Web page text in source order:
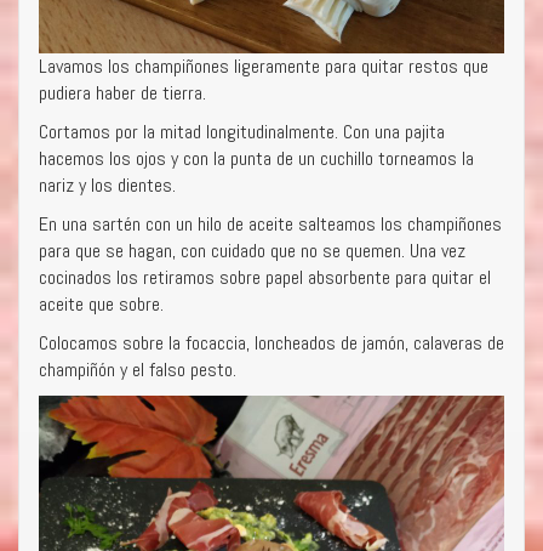
Lavamos los champiñones ligeramente para quitar restos que
pudiera haber de tierra.
Cortamos por la mitad longitudinalmente. Con una pajita
hacemos los ojos y con la punta de un cuchillo torneamos la
nariz y los dientes.
En una sartén con un hilo de aceite salteamos los champiñones
para que se hagan, con cuidado que no se quemen. Una vez
cocinados los retiramos sobre papel absorbente para quitar el
aceite que sobre.
Colocamos sobre la focaccia, loncheados de jamón, calaveras de
champiñón y el falso pesto.